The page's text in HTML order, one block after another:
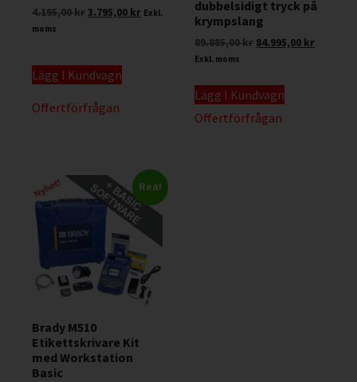
4.195,00kr3.795,00 kr Exkl.
moms
Lägg I Kundvagn
Offertförfrågan
dubbelsidigt tryck på
krympslang
89.885,00kr 84.995,00 kr
Exkl. moms
Lägg I Kundvagn
Offertförfrågan
Rea!
Brady M510
Etikettskrivare Kit
med Workstation
Basic